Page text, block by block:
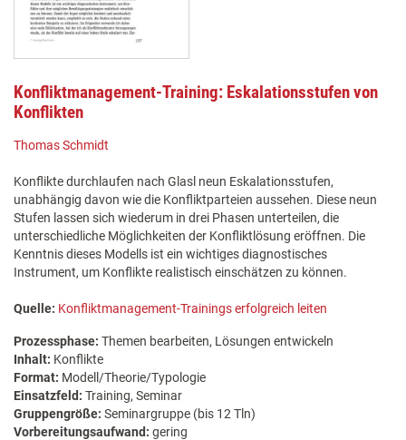
Konfliktmanagement-Training: Eskalationsstufen von
Konflikten
Thomas Schmidt
Konflikte durchlaufen nach Glasl neun Eskalationsstufen,
unabhängig davon wie die Konfliktparteien aussehen. Diese neun
Stufen lassen sich wiederum in drei Phasen unterteilen, die
unterschiedliche Möglichkeiten der Konfliktlösung eröffnen. Die
Kenntnis dieses Modells ist ein wichtiges diagnostisches
Instrument, um Konflikte realistisch einschätzen zu können.
Quelle: Konfliktmanagement-Trainings erfolgreich leiten
Prozessphase: Themen bearbeiten, Lösungen entwickeln
Inhalt: Konflikte
Format: Modell/Theorie/Typologie
Einsatzfeld: Training, Seminar
Gruppengröße: Seminargruppe (bis 12 Tln)
Vorbereitungsaufwand: gering